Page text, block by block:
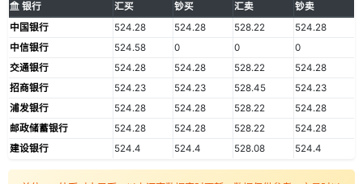
银行 汇买 钞买 汇卖
钞卖
中国银行
524.28 524.28 528.22
524.28
中信银行
524.58 0 0
0
交通银行
524.28 524.28 528.22
524.28
招商银行
524.23 524.23 528.45
524.23
浦发银行
524.28 524.28 528.22
524.28
邮政储蓄银行
524.28 524.28 528.22
524.28
建设银行
524.4 524.4 528.08 524.4